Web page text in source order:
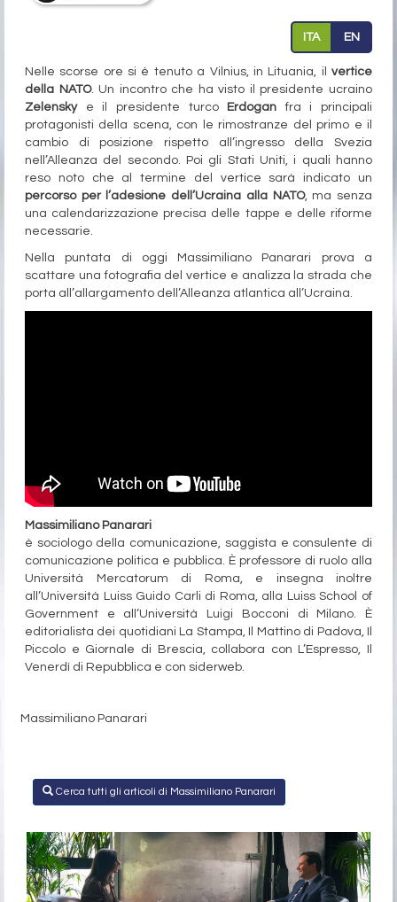
ITA EN
Nelle scorse ore si è tenuto a Vilnius, in Lituania, il vertice
della NATO. Un incontro che ha visto il presidente ucraino
Zelensky e il presidente turco Erdoganfra i principali
protagonisti della scena, con le rimostranze del primo e il
cambio di posizione rispetto all’ingresso della Svezia
nell’Alleanza del secondo. Poi gli Stati Uniti, i quali hanno
reso noto che al termine del vertice sarà indicato un
percorso per l’adesione dell’Ucraina alla NATO, ma senza
una calendarizzazione precisa delle tappe e delle riforme
necessarie.
Nella puntata di oggi Massimiliano Panarari prova a
scattare una fotografia del vertice e analizza la strada che
porta all’allargamento dell’Alleanza atlantica all’Ucraina.
Massimiliano Panarari
è sociologo della comunicazione, saggista e consulente di
comunicazione politica e pubblica. È professore di ruolo alla
Università Mercatorum di Roma, e insegna inoltre
all’Università Luiss Guido Carli di Roma, alla Luiss School of
Government e all’Università Luigi Bocconi di Milano. È
editorialista dei quotidiani La Stampa, Il Mattino di Padova, Il
Piccolo e Giornale di Brescia, collabora con L’Espresso, Il
Venerdì di Repubblica e con siderweb.
Massimiliano Panarari
Cerca tutti gli articoli di Massimiliano Panarari